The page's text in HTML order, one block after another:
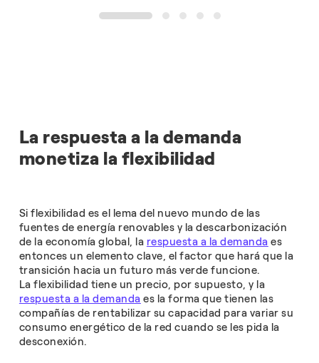
1 2 3 4 5
La respuesta a la demanda
monetiza la flexibilidad
Si flexibilidad es el lema del nuevo mundo de las
fuentes de energía renovables y la descarbonización
de la economía global, la respuesta a la demanda es
entonces un elemento clave, el factor que hará que la
transición hacia un futuro más verde funcione.
La flexibilidad tiene un precio, por supuesto, y la
respuesta a la demanda es la forma que tienen las
compañías de rentabilizar su capacidad para variar su
consumo energético de la red cuando se les pida la
desconexión.